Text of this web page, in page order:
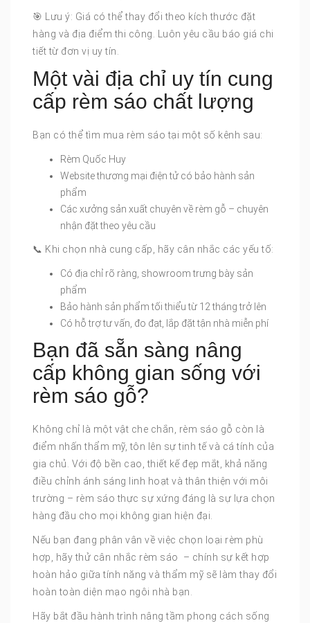
🎯 Lưu ý: Giá có thể thay đổi theo kích thước đặt
hàng và địa điểm thi công. Luôn yêu cầu báo giá chi
tiết từ đơn vị uy tín.
Một vài địa chỉ uy tín cung
cấp rèm sáo chất lượng
Bạn có thể tìm mua rèm sáo tại một số kênh sau:
Rèm Quốc Huy
Website thương mại điện tử có bảo hành sản
phẩm
Các xưởng sản xuất chuyên về rèm gỗ – chuyên
nhận đặt theo yêu cầu
📞 Khi chọn nhà cung cấp, hãy cân nhắc các yếu tố:
Có địa chỉ rõ ràng, showroom trưng bày sản
phẩm
Bảo hành sản phẩm tối thiểu từ 12 tháng trở lên
Có hỗ trợ tư vấn, đo đạt, lắp đặt tận nhà miễn phí
Bạn đã sẵn sàng nâng
cấp không gian sống với
rèm sáo gỗ?
Không chỉ là một vật che chắn, rèm sáo gỗ còn là
điểm nhấn thẩm mỹ, tôn lên sự tinh tế và cá tính của
gia chủ. Với độ bền cao, thiết kế đẹp mắt, khả năng
điều chỉnh ánh sáng linh hoạt và thân thiện với môi
trường – rèm sáo thực sự xứng đáng là sự lựa chọn
hàng đầu cho mọi không gian hiện đại.
Nếu bạn đang phân vân về việc chọn loại rèm phù
hợp, hãy thử cân nhắc rèm sáo – chính sự kết hợp
hoàn hảo giữa tính năng và thẩm mỹ sẽ làm thay đổi
hoàn toàn diện mạo ngôi nhà bạn.
Hãy bắt đầu hành trình nâng tầm phong cách sống